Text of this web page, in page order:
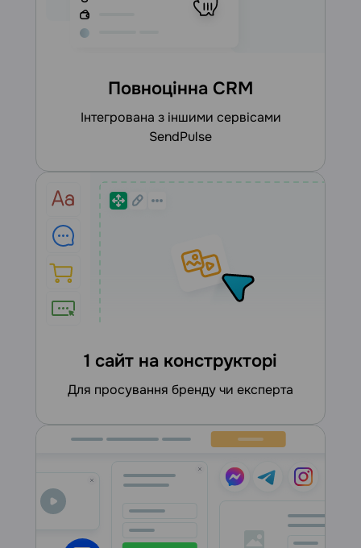
Повноцінна CRM
інтегрована з іншими сервісами
SendPulse
1 сайт на конструкторі
для просування бренду чи експерта